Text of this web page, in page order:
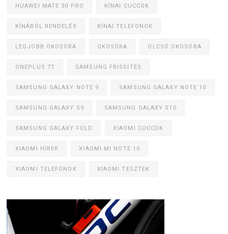
HUAWEI MATE 30 PRO KÍNAI CUCCOK
KÍNÁBÓL RENDELÉS KÍNAI TELEFONOK
LEGJOBB OKOSÓRA OKOSÓRA OLCSÓ OKOSÓRA
ONEPLUS 7T SAMSUNG FRISSÍTÉS
SAMSUNG GALAXY NOTE 9 SAMSUNG GALAXY NOTE 10
SAMSUNG GALAXY S9 SAMSUNG GALAXY S10
SAMSUNG GALAXY FOLD XIAOMI CUCCOK
XIAOMI HÍREK XIAOMI MI NOTE 10
XIAOMI TELEFONOK XIAOMI TESZTEK